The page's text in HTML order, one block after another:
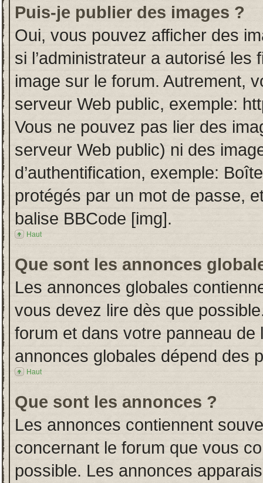
Puis-je publier des images ?
Oui, vous pouvez afficher des
si l’administrateur a autorisé
image sur le forum. Autrement,
serveur Web public, exemple:
Vous ne pouvez pas lier des
serveur Web public) ni des
d’authentification, exemple:
protégés par un mot de passe,
balise BBCode [img].
Haut
Que sont les annonces
Les annonces globales
vous devez lire dès que
forum et dans votre panneau de
annonces globales dépend des
Haut
Que sont les annonces ?
Les annonces contiennent
concernant le forum que vous
possible. Les annonces